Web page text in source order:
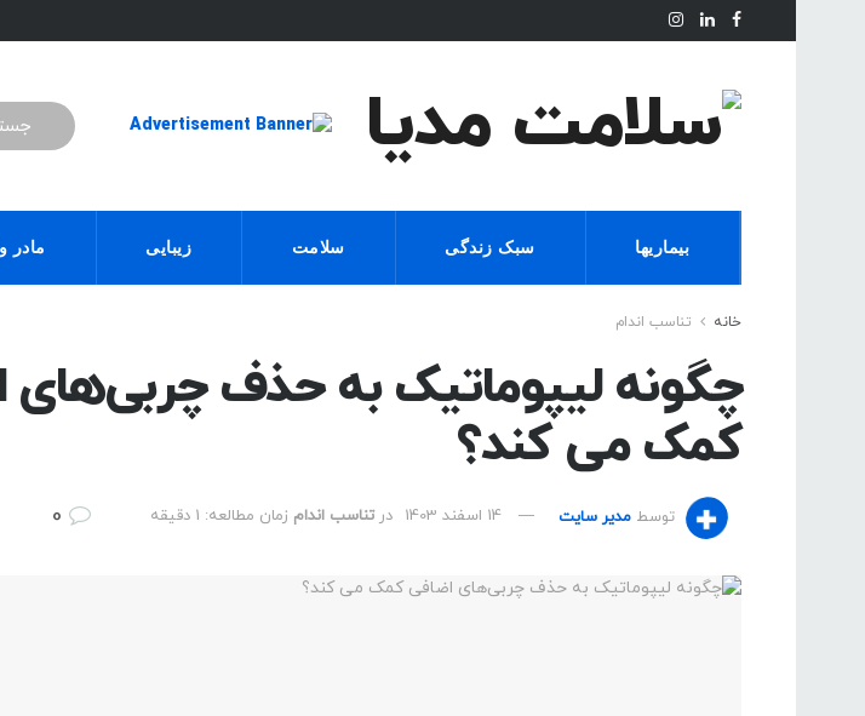
بیماریها سبک زندگی سلامت زیبایی مادر
خانه تناسب اندام
چگونه لیپوماتیک به حذف چربی‌های
کمک می کند؟
توسط مدیر سایت 14 اسفند 1403 در تناسب اندام زمان مطالعه: 1 دقیقه